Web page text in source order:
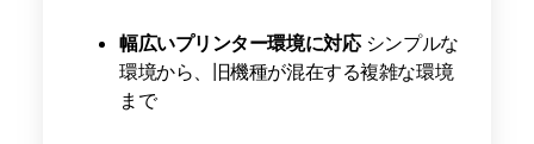
幅広いプリンター環境に対応シンプルな
環境から、旧機種が混在する複雑な環境
まで